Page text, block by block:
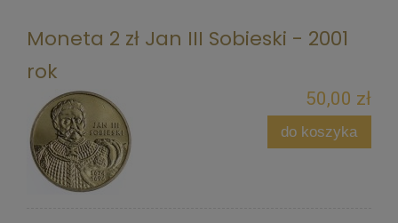
Moneta 2 zł Jan III Sobieski - 2001
rok
50,00 zł
do koszyka